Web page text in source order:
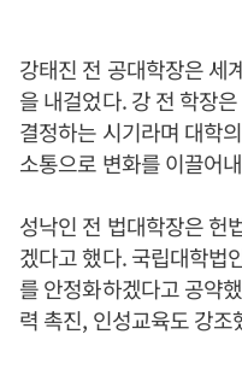
강태진 전 공대학장은 세
을 내걸었다. 강 전 학장
결정하는 시기라며 대학
소통으로 변화를 이끌어
성낙인 전 법대학장은 헌
겠다고 했다. 국립대학법
를 안정화하겠다고 공약
력 촉진, 인성교육도 강조